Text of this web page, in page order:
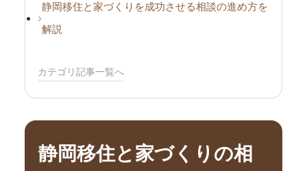
静岡移住と家づくりを成功させる相談の進め方を
解説
カテゴリ記事一覧へ
静岡移住と家づくりの相